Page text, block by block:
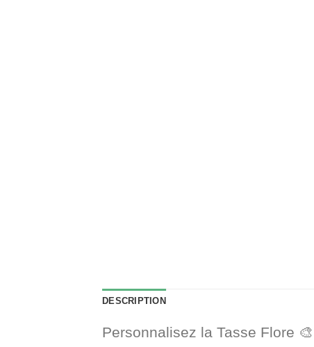
DESCRIPTION
Personnalisez la Tasse Flore 🎨